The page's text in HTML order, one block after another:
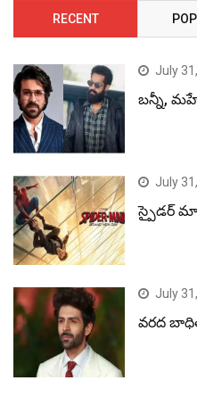
RECENT
July
బన్నీ,
July
స్పైడర్
July
వరద